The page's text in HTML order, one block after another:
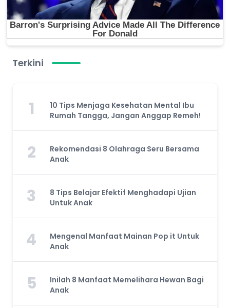
Terkini
1
10 Tips Menjaga Kesehatan Mental Ibu
Rumah Tangga, Jangan Anggap Remeh!
2
Rekomendasi 8 Olahraga Seru Bersama
Anak
3
8 Tips Belajar Efektif Menghadapi Ujian
Untuk Anak
4
Mengenal Manfaat Mainan Pop it Untuk
Anak
5
Inilah 8 Manfaat Memelihara Hewan Bagi
Anak